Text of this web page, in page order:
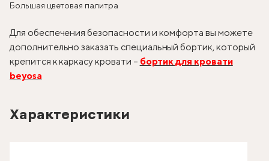
Большая цветовая палитра
Для обеспечения безопасности и комфорта вы можете
дополнительно заказать специальный бортик, который
крепится к каркасу кровати – бортик для кровати
beyosa
Характеристики